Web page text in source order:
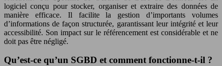
logiciel conçu pour stocker, organiser et extraire des données de
manière efficace. Il facilite la gestion d’importants volumes
d’informations de façon structurée, garantissant leur intégrité et leur
accessibilité. Son impact sur le référencement est considérable et ne
doit pas être négligé.
Qu’est-ce qu’un SGBD et comment fonctionne-t-il ?